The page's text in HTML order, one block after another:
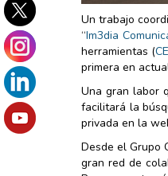
Un trabajo
“Im3dia
herramientas (
primera en
Una gran labor
facilitará la
privada en la
Desde el Grupo
gran red de